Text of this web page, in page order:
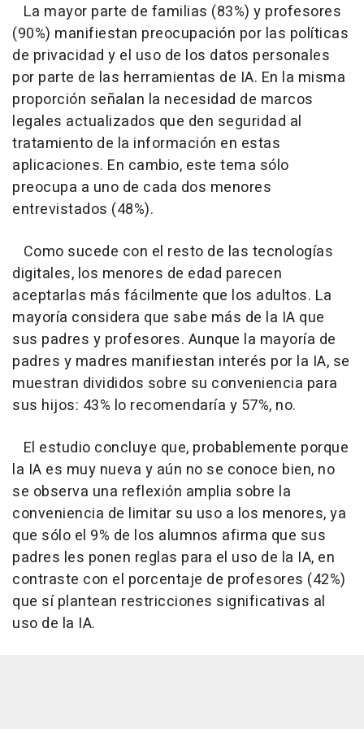
La mayor parte de familias (83%) y profesores
(90%) manifiestan preocupación por las políticas
de privacidad y el uso de los datos personales
por parte de las herramientas de IA. En la misma
proporción señalan la necesidad de marcos
legales actualizados que den seguridad al
tratamiento de la información en estas
aplicaciones. En cambio, este tema sólo
preocupa a uno de cada dos menores
entrevistados (48%).
Como sucede con el resto de las tecnologías
digitales, los menores de edad parecen
aceptarlas más fácilmente que los adultos. La
mayoría considera que sabe más de la IA que
sus padres y profesores. Aunque la mayoría de
padres y madres manifiestan interés por la IA, se
muestran divididos sobre su conveniencia para
sus hijos: 43% lo recomendaría y 57%, no.
El estudio concluye que, probablemente porque
la IA es muy nueva y aún no se conoce bien, no
se observa una reflexión amplia sobre la
conveniencia de limitar su uso a los menores, ya
que sólo el 9% de los alumnos afirma que sus
padres les ponen reglas para el uso de la IA, en
contraste con el porcentaje de profesores (42%)
que sí plantean restricciones significativas al
uso de la IA.